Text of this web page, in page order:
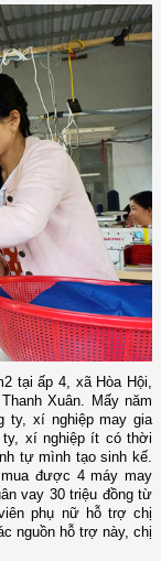
tại ấp 4, xã Hòa Hội,
Xuân. Mấy năm
ty, xí nghiệp may gia
ty, xí nghiệp ít có thời
tự mình tạo sinh kế.
được 4 máy may
vay 30 triệu đồng từ
phụ nữ hỗ trợ chị
nguồn hỗ trợ này, chị